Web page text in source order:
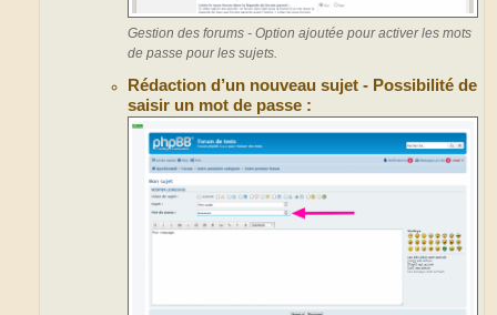
Gestion des forums - Option ajoutée pour activer les mots
de passe pour les sujets.
Rédaction d’un nouveau sujet - Possibilité de
saisir un mot de passe :